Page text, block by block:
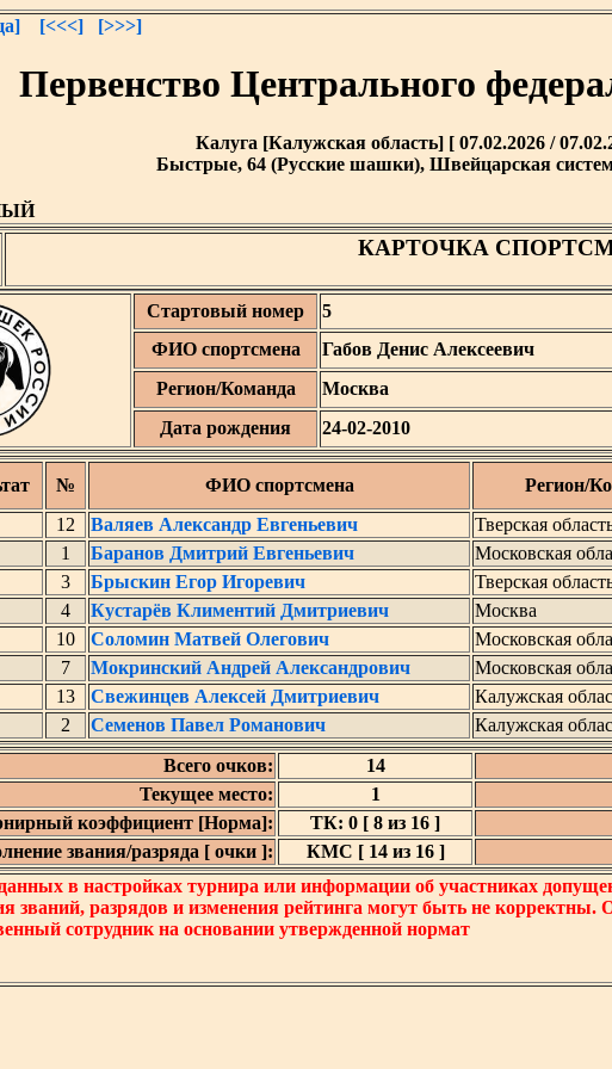
[<<<] [>>>]
Первенство Центрального
Калуга [Калужская область] [ 07.02.2026 /
Быстрые, 64 (Русские шашки), Швейцарская
КАРТОЧКА
Стартовый номер 5
ФИО спортсмена
Габов Денис Алексеевич
Регион/Команда
Москва
Дата рождения
24-02-2010
№ ФИО спортсмена Регион/
12 Валяев Александр Евгеньевич Тверская
1 Баранов Дмитрий Евгеньевич Московская
3 Брыскин Егор Игоревич Тверская
4 Кустарёв Климентий Дмитриевич Москва
10 Соломин Матвей Олегович Московская
7 Мокринский Андрей Александрович Московская
13 Свежинцев Алексей Дмитриевич Калужская
2 Семенов Павел Романович Калужская
Всего очков:
14
Текущее место:
1
коэффициент [Норма]:
ТК: 0 [ 8 из 16 ]
звания/разряда [ очки ]:
КМС [ 14 из 16 ]
в настройках турнира или информации об участниках
званий, разрядов и изменения рейтинга могут быть не
сотрудник на основании утвержденной нормат